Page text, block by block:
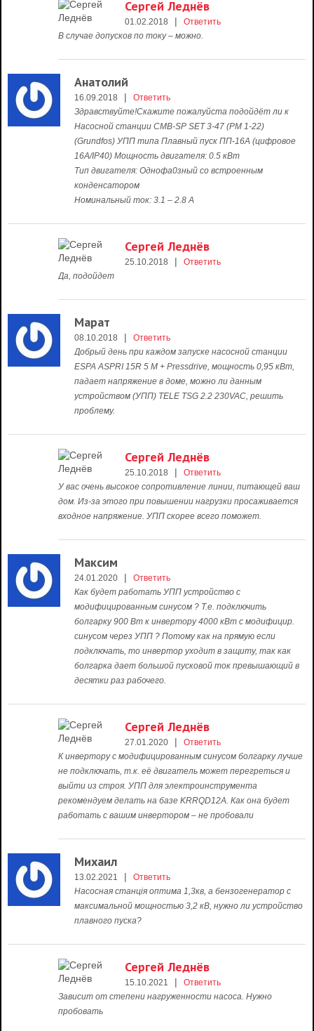
Сергей Леднёв
01.02.2018 |
Ответить
В случае допусков по току – можно.
Анатолий
16.09.2018 |
Ответить
Здравствуйте!Скажите пожалуйста подойдёт ли к
Насосной станции CMB-SP SET 3-47 (PM 1-22)
(Grundfos) УПП типа Плавный пуск ПП-16А (цифровое
16А/IP40) Мощность двигателя: 0.5 кВт
Тип двигателя: Однофа0зный со встроенным
конденсатором
Номинальный ток: 3.1 – 2.8 А
Сергей Леднёв
25.10.2018 |
Ответить
Да, подойдет
Марат
08.10.2018 |
Ответить
Добрый день при каждом запуске насосной станции
ESPA ASPRI 15R 5 M + Pressdrive, мощность 0,95 кВт,
падает напряжение в доме, можно ли данным
устройством (УПП) TELE TSG 2.2 230VAC, решить
проблему.
Сергей Леднёв
25.10.2018 |
Ответить
У вас очень высокое сопротивление линии, питающей ваш
дом. Из-за этого при повышении нагрузки просаживается
входное напряжение. УПП скорее всего поможет.
Максим
24.01.2020 |
Ответить
Как будет работать УПП устройство с
модифицированным синусом ? Т.е. подключить
болгарку 900 Вт к инвертору 4000 кВт с модифицир.
синусом через УПП ? Потому как на прямую если
подключать, то инвертор уходит в защиту, так как
болгарка дает большой пусковой ток превышающий в
десятки раз рабочего.
Сергей Леднёв
27.01.2020 |
Ответить
К инвертору с модифицированным синусом болгарку лучше
не подключать, т.к. её двигатель может перегреться и
выйти из строя. УПП для электроинструмента
рекомендуем делать на базе KRRQD12A. Как она будет
работать с вашим инвертором – не пробовали
Михаил
13.02.2021 |
Ответить
Насосная станція оптима 1,3кв, а бензогенератор с
максимальной мощностью 3,2 кВ, нужно ли устройство
плавного пуска?
Сергей Леднёв
15.10.2021 |
Ответить
Зависит от степени нагруженности насоса. Нужно
пробовать